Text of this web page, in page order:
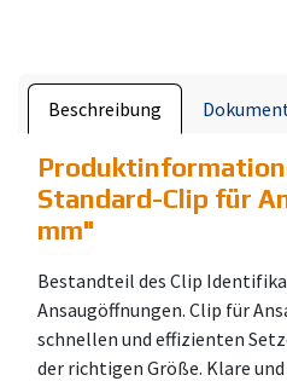
Beschreibung
Standard-Clip für
mm"
Bestandteil des Clip
Ansaugöffnungen. Clip für
schnellen und effizienten
der richtigen Größe. Klare